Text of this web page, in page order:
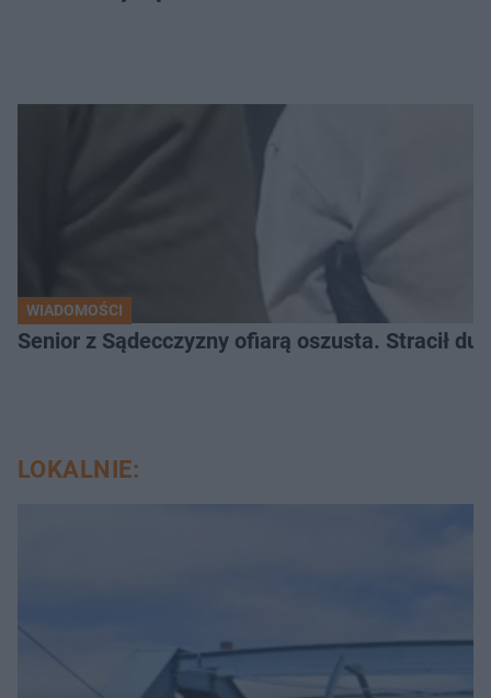
WIADOMOŚCI
Senior z Sądecczyzny ofiarą oszusta. Stracił
LOKALNIE: